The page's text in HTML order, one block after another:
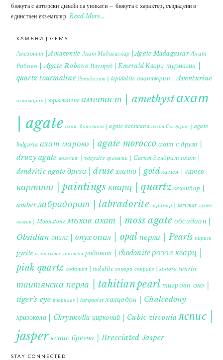
бижута с авторски дизайн са уникати – бижута с характер, създадени в
единствен екземпляр.Read More…
КАМЪНИ | GEMS
Амазонит | Amazonite Ахат Мадагаскар | Agate Madagascar Ахат
Рабово | Agate Rabovo Изумруд | Emerald Кварц турмалин |
quartz tourmaline Лепидолит | lepidolite авантюрин | Aventurine
аквамарин | aquamarine аметист | amethystахат
| agate ахат ботсвана | agate botswana ахат българия | agate
bulgaria ахат мароко | agate morocco ахат с друза |
druzy agate вогесит | vogesite гранати | Garnet дендрит ахат |
dendritic agate друза | druse злато | gold камея | cameo
картини | paintings кварц | quartzкехлибар |
amberлабрадорит | labradorite ларимар | larimar лунен
камък | Moonstone мъхов ахат | moss agate обсидиан |
Obsidian оникс | onyxопал | opal перли | Pearls пирит |
pyrite планински кристал родонит | rhodonite розов кварц |
pink quartz содалит | sodalite сонора сънрайз | sonora sunrise
таитянска перла | tahitian pearl тигрово око |
tiger's eye тюркоаз | turquoise халцедон | Chalcedony
хризокола | Chrysocolla цирконий | Cubic zirconia яспис |
jasperяспис брегча | Brecciated Jasper
STAY CONNECTED